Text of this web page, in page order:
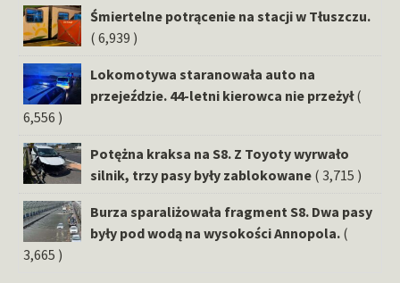
Śmiertelne potrącenie na stacji w Tłuszczu.
( 6,939 )
Lokomotywa staranowała auto na
przejeździe. 44-letni kierowca nie przeżył (
6,556 )
Potężna kraksa na S8. Z Toyoty wyrwało
silnik, trzy pasy były zablokowane ( 3,715 )
Burza sparaliżowała fragment S8. Dwa pasy
były pod wodą na wysokości Annopola. (
3,665 )